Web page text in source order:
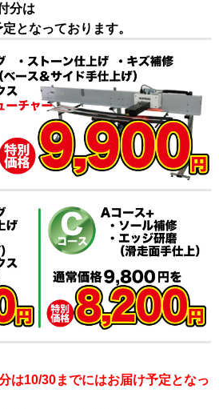
分は
となっております。
は10/30までにはお届け予定となっ